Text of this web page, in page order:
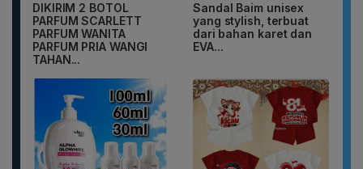
DIKIRIM 2 BOTOL
PARFUM SCARLETT
PARFUM WANITA
PARFUM PRIA WANGI
TAHAN...
Sandal Baim unisex
yang stylish, terbuat
dari bahan karet dan
EVA...